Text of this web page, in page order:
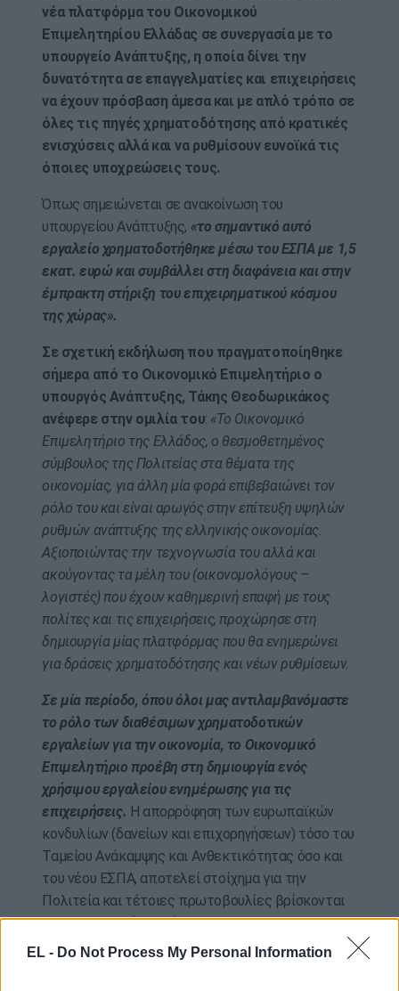
EL - Do Not Process My Personal Information
νέα πλατφόρμα του Οικονομικού
Επιμελητηρίου Ελλάδας σε συνεργασία με το
υπουργείο Ανάπτυξης, η οποία δίνει την
δυνατότητα σε επαγγελματίες και επιχειρήσεις
να έχουν πρόσβαση άμεσα και με απλό τρόπο σε
όλες τις πηγές χρηματοδότησης από κρατικές
ενισχύσεις αλλά και να ρυθμίσουν ευνοϊκά τις
όποιες υποχρεώσεις τους.
Όπως σημειώνεται σε ανακοίνωση του
υπουργείου Ανάπτυξης, «το σημαντικό αυτό
εργαλείο χρηματοδοτήθηκε μέσω του ΕΣΠΑ με 1,5
εκατ. ευρώ και συμβάλλει στη διαφάνεια και στην
έμπρακτη στήριξη του επιχειρηματικού κόσμου
της χώρας».
Σε σχετική εκδήλωση που πραγματοποίηθηκε
σήμερα από το Οικονομικό Επιμελητήριο ο
υπουργός Ανάπτυξης, Τάκης Θεοδωρικάκος
ανέφερε στην ομιλία του: «Το Οικονομικό
Επιμελητήριο της Ελλάδος, ο θεσμοθετημένος
σύμβουλος της Πολιτείας στα θέματα της
οικονομίας, για άλλη μία φορά επιβεβαιώνει τον
ρόλο του και είναι αρωγός στην επίτευξη υψηλών
ρυθμών ανάπτυξης της ελληνικής οικονομίας.
Αξιοποιώντας την τεχνογνωσία του αλλά και
ακούγοντας τα μέλη του (οικονομολόγους –
λογιστές) που έχουν καθημερινή επαφή με τους
πολίτες και τις επιχειρήσεις, προχώρησε στη
δημιουργία μίας πλατφόρμας που θα ενημερώνει
για δράσεις χρηματοδότησης και νέων ρυθμίσεων.
Σε μία περίοδο, όπου όλοι μας αντιλαμβανόμαστε
το ρόλο των διαθέσιμων χρηματοδοτικών
εργαλείων για την οικονομία, το Οικονομικό
Επιμελητήριο προέβη στη δημιουργία ενός
χρήσιμου εργαλείου ενημέρωσης για τις
επιχειρήσεις. Η απορρόφηση των ευρωπαϊκών
κονδυλίων (δανείων και επιχορηγήσεων) τόσο του
Ταμείου Ανάκαμψης και Ανθεκτικότητας όσο και
του νέου ΕΣΠΑ, αποτελεί στοίχημα για την
Πολιτεία και τέτοιες πρωτοβουλίες βρίσκονται
προς τη σωστή κατεύθυνση.
Στόχος της συγκεκριμένης δράσηςείναι μέσω